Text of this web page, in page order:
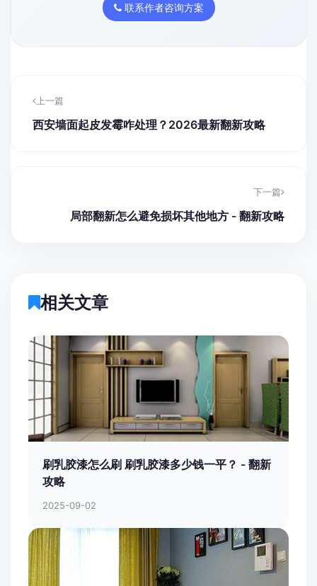
联系作者咨询方案
上一篇
西安墙面起皮发霉咋处理？2026最新翻新攻略
下一篇
局部翻新怎么避免损坏其他地方 - 翻新攻略
相关文章
刷乳胶漆怎么刷 刷乳胶漆多少钱一平？ - 翻新
攻略
2025-09-02